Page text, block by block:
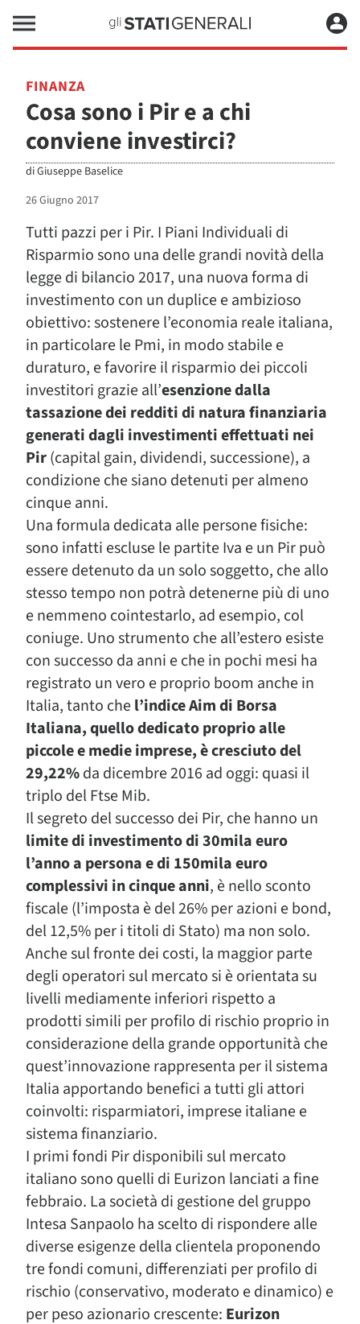
FINANZA
Cosa sono i Pir e a chi
conviene investirci?
diGiuseppe Baselice
26 Giugno 2017
Tutti pazzi per i Pir. I Piani Individuali di
Risparmio sono una delle grandi novità della
legge di bilancio 2017, una nuova forma di
investimento con un duplice e ambizioso
obiettivo: sostenere l’economia reale italiana,
in particolare le Pmi, in modo stabile e
duraturo, e favorire il risparmio dei piccoli
investitori grazie all’esenzione dalla
tassazione dei redditi di natura finanziaria
generati dagli investimenti effettuati nei
Pir(capital gain, dividendi, successione), a
condizione che siano detenuti per almeno
cinque anni.
Una formula dedicata alle persone fisiche:
sono infatti escluse le partite Iva e un Pir può
essere detenuto da un solo soggetto, che allo
stesso tempo non potrà detenerne più di uno
e nemmeno cointestarlo, ad esempio, col
coniuge. Uno strumento che all’estero esiste
con successo da anni e che in pochi mesi ha
registrato un vero e proprio boom anche in
Italia, tanto chel’indice Aim di Borsa
Italiana, quello dedicato proprio alle
piccole e medie imprese, è cresciuto del
29,22%da dicembre 2016 ad oggi: quasi il
triplo del Ftse Mib.
Il segreto del successo dei Pir, che hanno un
limite di investimento di 30mila euro
l’anno a persona e di 150mila euro
complessivi in cinque anni, è nello sconto
fiscale (l’imposta è del 26% per azioni e bond,
del 12,5% per i titoli di Stato) ma non solo.
Anche sul fronte dei costi, la maggior parte
degli operatori sul mercato si è orientata su
livelli mediamente inferiori rispetto a
prodotti simili per profilo di rischio proprio in
considerazione della grande opportunità che
quest’innovazione rappresenta per il sistema
Italia apportando benefici a tutti gli attori
coinvolti: risparmiatori, imprese italiane e
sistema finanziario.
I primi fondi Pir disponibili sul mercato
italiano sono quelli di Eurizon lanciati a fine
febbraio. La società di gestione del gruppo
Intesa Sanpaolo ha scelto di rispondere alle
diverse esigenze della clientela proponendo
tre fondi comuni, differenziati per profilo di
rischio (conservativo, moderato e dinamico) e
per peso azionario crescente: Eurizon